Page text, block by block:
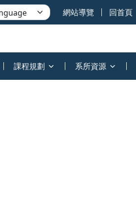
網站導覽 回首頁
課程規劃 系所資源